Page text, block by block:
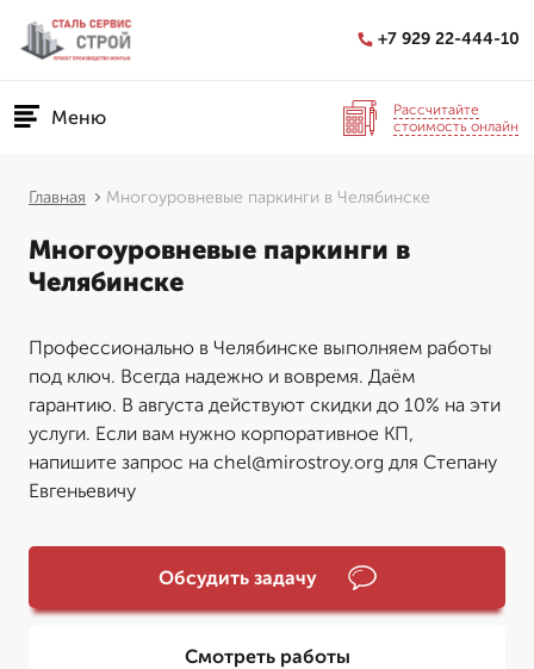
+7 929 22-444-10
Меню
Рассчитайте
стоимость онлайн
Главная Многоуровневые паркинги в Челябинске
Многоуровневые паркинги в
Челябинске
Профессионально в Челябинске выполняем работы
под ключ. Всегда надежно и вовремя. Даём
гарантию. В августа действуют скидки до 10% на эти
услуги. Если вам нужно корпоративное КП,
напишите запрос на chel@mirostroy.org для Степану
Евгеньевичу
Обсудить задачу
Смотреть работы